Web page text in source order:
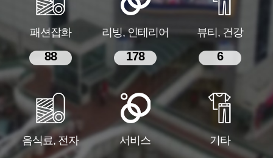
패션잡화
88
리빙, 인테리어
178
뷰티, 건강
6
음식료, 전자 서비스 기타